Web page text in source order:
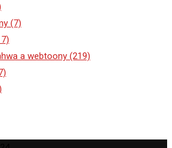
(7)
a webtoony (219)